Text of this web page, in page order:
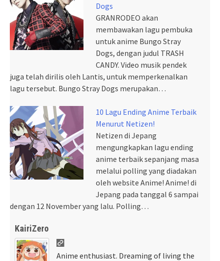
Dogs
GRANRODEO akan
membawakan lagu pembuka
untuk anime Bungo Stray
Dogs, dengan judul TRASH
CANDY. Video musik pendek
juga telah dirilis oleh Lantis, untuk memperkenalkan
lagu tersebut. Bungo Stray Dogs merupakan…
10 Lagu Ending Anime Terbaik
Menurut Netizen!
Netizen di Jepang
mengungkapkan lagu ending
anime terbaik sepanjang masa
melalui polling yang diadakan
oleh website Anime! Anime! di
Jepang pada tanggal 6 sampai
dengan 12 November yang lalu. Polling…
KairiZero
Anime enthusiast. Dreaming of living the